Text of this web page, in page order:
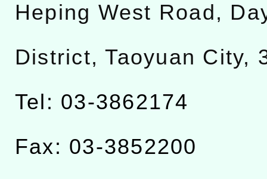
Heping West Road,
District, Taoyuan City,
Tel: 03-3862174
Fax: 03-3852200